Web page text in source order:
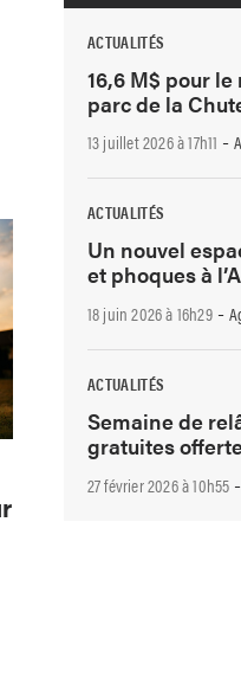
ACTUALITÉS
16,6 M$ pour
parc de la
13 juillet 2026 à 17h11 -
ACTUALITÉS
Un nouvel
et phoques à
18 juin 2026 à 16h29-
ACTUALITÉS
Semaine de
gratuites
27 février 2026 à 10h55